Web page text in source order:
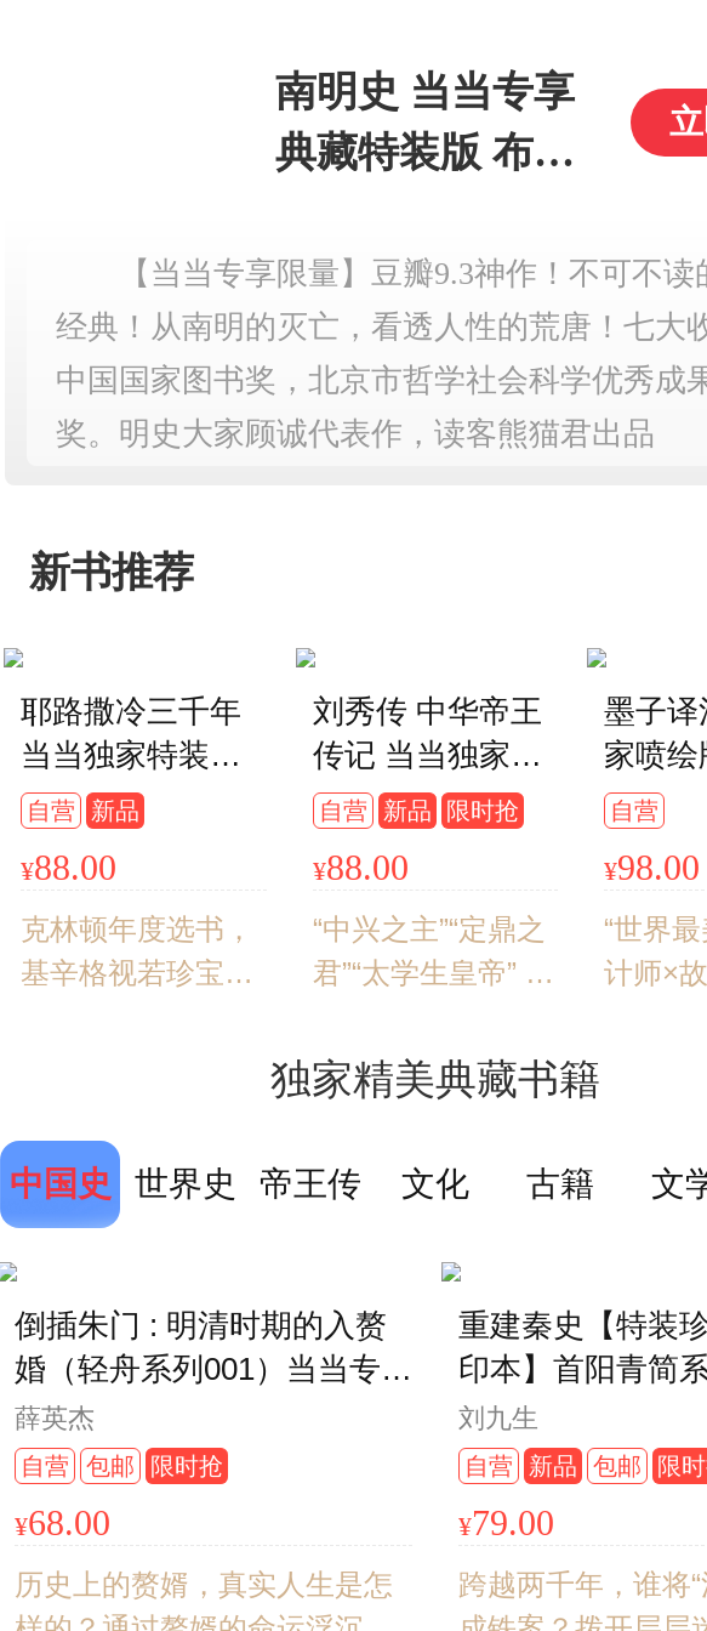
南明史 当当专享
典藏特装版 布面
金工艺 镂空金属
书签 1版1次纪念
章 限量编号2000
册 明史大家顾诚
【当当专享限量】豆瓣9.3神作！不可不读
经典！从南明的灭亡，看透人性的荒唐！七大
中国国家图书奖，北京市哲学社会科学优秀成
奖。明史大家顾诚代表作，读客熊猫君出品
新书推荐
耶路撒冷三千年
当当独家特装版
布面精装+烫金工
属建筑钤印+限定
编码+飞机盒珍珠
棉发货
自营 新品
¥88.00
克林顿年度选书，
基辛格视若珍宝，
了解世界格局如何
演变
刘秀传 中华帝王
传记 当当独家特
装版 中华书局出
自营 新品 限时抢
¥88.00
“中兴之主”“定鼎之
君”“太学生皇帝” 还
的传奇一生 秦汉史
研究名家黄留珠经
汉光武帝刘秀及其
墨子
家喷绘
典” 布
书影
张、“
纹”黄
自营
¥98.00
“世界
计师×
作。
独家精美典藏书籍
中国史 世界史 帝王传 文化 古籍 文
倒插朱门 : 明清时期的入赘
婚（轻舟系列001）当当专享
特装书 作者亲签钤印+布面
精装+书口刷边+限量编号
飞机盒+珍珠棉发货
薛英杰
自营 包邮 限时抢
¥68.00
历史上的赘婿，真实人生是怎
重建秦史【特装
印本】首阳青简
者亲签钤印+短绒
口刷边+专属藏书
刘九生
自营 新品 包邮 限
¥79.00
跨越两千年，谁将